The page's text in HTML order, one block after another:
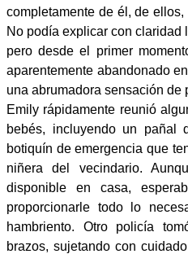
completamente de él, de
No podía explicar con
pero desde el primer
aparentemente abandonado
una abrumadora sensación de
Emily rápidamente reunió
bebés, incluyendo un pañal
botiquín de emergencia que
niñera del vecindario.
disponible en casa,
proporcionarle todo lo
hambriento. Otro policía
brazos, sujetando con